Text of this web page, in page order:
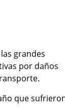
grandes
por daños
que